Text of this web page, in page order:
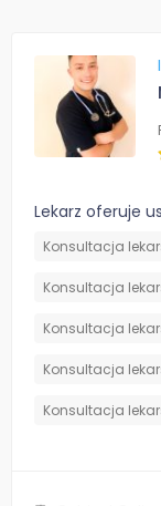
Lekarz oferuje
Konsultacja
Konsultacja
Konsultacja
Konsultacja
Konsultacja